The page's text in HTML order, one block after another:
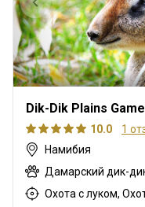
Dik-Dik Plains
10.0
1
Намибия
Охота с луком,